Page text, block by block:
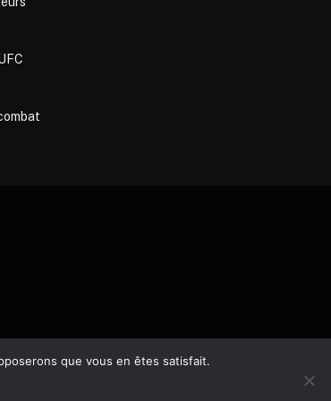
que vous en êtes satisfait.